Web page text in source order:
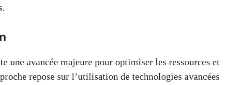
une avancée majeure pour optimiser les ressources et
repose sur l’utilisation de technologies avancées